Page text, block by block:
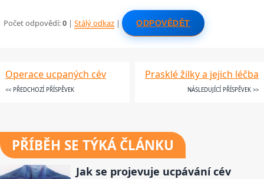
Počet odpovědí:0 |Stálý odkaz | ODPOVĚDĚT
Operace ucpaných cév
<< PŘEDCHOZÍ PŘÍSPĚVEK
Prasklé žilky a jejich léčba
NÁSLEDUJÍCÍ PŘÍSPĚVEK >>
PŘÍBĚH SE TÝKÁ ČLÁNKU
Jak se projevuje ucpávání cév